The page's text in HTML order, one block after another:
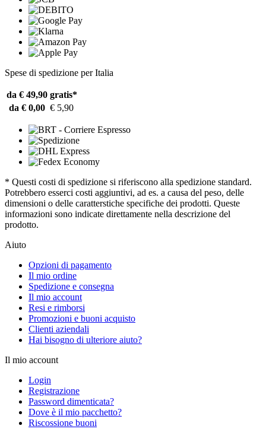
Spese di spedizione per Italia
da € 49,90 gratis*
da € 0,00 € 5,90
* Questi costi di spedizione si riferiscono alla spedizione standard.
Potrebbero esserci costi aggiuntivi, ad es. a causa del peso, delle
dimensioni o delle caratterstiche specifiche dei prodotti. Queste
informazioni sono indicate direttamente nella descrizione del
prodotto.
Aiuto
Opzioni di pagamento
Il mio ordine
Spedizione e consegna
Il mio account
Resi e rimborsi
Promozioni e buoni acquisto
Clienti aziendali
Hai bisogno di ulteriore aiuto?
Il mio account
Login
Registrazione
Password dimenticata?
Dove è il mio pacchetto?
Riscossione buoni